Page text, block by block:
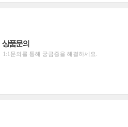
상품문의
1:1문의를 통해 궁금증을 해결하세요.